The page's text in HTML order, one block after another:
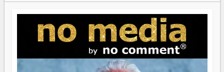
jeunes qui tiennent la torche. Alors oui, on pourrait
s'arrêter là, applaudir et rentrer chez soi satisfait. Mais ce
serait passer à côté d'une chose essentielle. La fougue, ça
brûle fort — et parfois, ça brûle vite. Une flamme sans
direction peut éclairer autant qu'elle peut consumer. C'est
là que les aînés entrent en scène — pas pour reprendre le
gouvernail, mais pour montrer où sont les récifs. Les jeunes